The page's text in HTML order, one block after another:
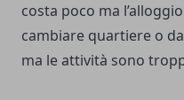
costa poco ma
cambiare quartiere o
ma le attività sono